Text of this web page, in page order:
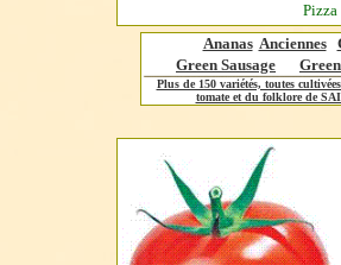
Ananas Anciennes
Green Sausage
Plus de 150 variétés, toutes
tomate et du folklore de